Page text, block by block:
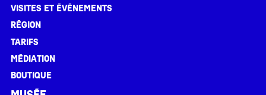
Visites et événements
Région
Tarifs
Médiation
Boutique